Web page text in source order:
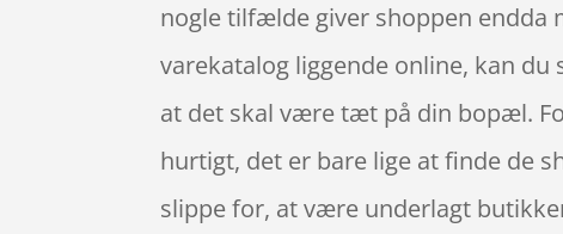
nogle tilfælde giver shoppen endda
varekatalog liggende online, kan
at det skal være tæt på din bopæl.
hurtigt, det er bare lige at finde de
slippe for, at være underlagt